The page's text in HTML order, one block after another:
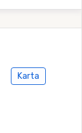
Karta